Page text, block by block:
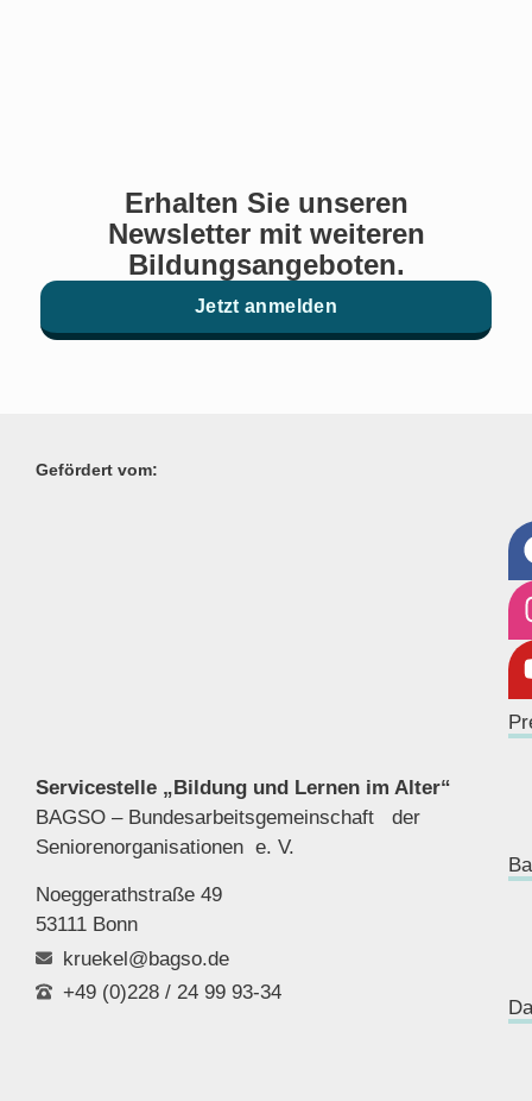
Erhalten Sie unseren
Newsletter mit weiteren
Bildungsangeboten.
Jetzt anmelden
Gefördert vom:
Servicestelle „Bildung und Lernen im Alter“
BAGSO – Bundesarbeitsgemeinschaft der
Seniorenorganisationen e. V.
Noeggerathstraße 49
53111 Bonn
kruekel@bagso.de
+49 (0)228 / 24 99 93-34